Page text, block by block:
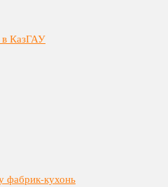
в КазГАУ
фабрик-кухонь